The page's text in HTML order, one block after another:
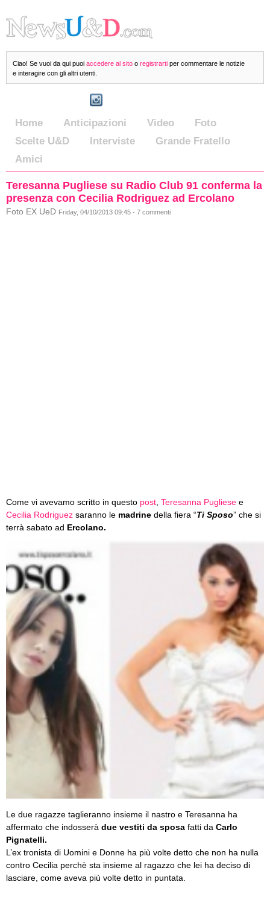
Ciao! Se vuoi da qui puoi accedere al sito o registrarti per commentare le notizie
e interagire con gli altri utenti.
Home Anticipazioni Video
Foto
Scelte U&D
Interviste
Grande Fratello
Amici
Teresanna Pugliese su Radio Club 91 conferma la
presenza con Cecilia Rodriguez ad Ercolano
Foto EX UeD Friday, 04/10/2013 09:45 - 7 commenti
Come vi avevamo scritto in questo post Teresanna Pugliese e
Cecilia Rodriguez saranno le madrine della fiera “Ti Sposo” che si
terrà sabato ad Ercolano.
Le due ragazze taglieranno insieme il nastro e Teresanna ha
affermato che indosserà due vestiti da sposa fatti da Carlo
Pignatelli.
L’ex tronista di Uomini e Donne ha più volte detto che non ha nulla
contro Cecilia perchè sta insieme al ragazzo che lei ha deciso di
lasciare, come aveva più volte detto in puntata.